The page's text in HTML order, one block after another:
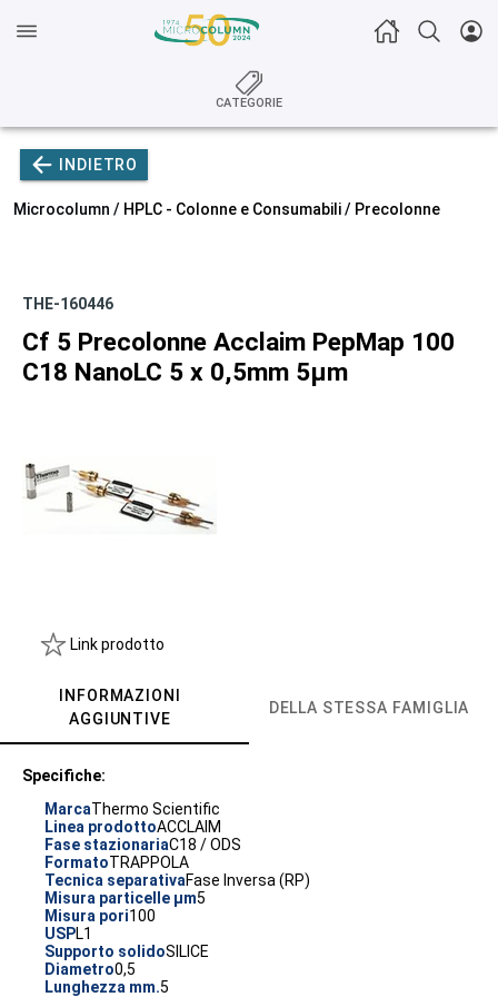
CATEGORIE
INDIETRO
Microcolumn / HPLC - Colonne e Consumabili/ Precolonne
THE-160446
Cf 5 Precolonne Acclaim PepMap 100
C18 NanoLC 5 x 0,5mm 5µm
Link prodotto
INFORMAZIONI
AGGIUNTIVE
DELLA STESSA FAMIGLIA
Specifiche:
MarcaThermo Scientific
Linea prodottoACCLAIM
Fase stazionariaC18 / ODS
FormatoTRAPPOLA
Tecnica separativaFase Inversa (RP)
Misura particelle µm5
Misura pori100
USPL1
Supporto solidoSILICE
Diametro0,5
Lunghezza mm.5